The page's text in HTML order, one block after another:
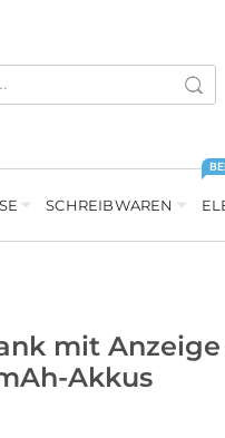
SCHREIBWAREN
mit Anzeige
Akkus